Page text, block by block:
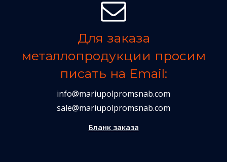
Для заказа
металлопродукции просим
писать на Email:
info@mariupolpromsnab.com
sale@mariupolpromsnab.com
Бланк заказа